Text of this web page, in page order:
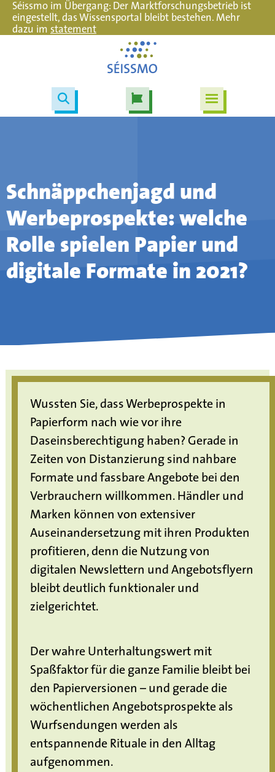
Séissmo im Übergang: Der Marktforschungsbetrieb ist
eingestellt, das Wissensportal bleibt bestehen. Mehr
dazu im statement
Schnäppchenjagd und
Werbeprospekte: welche
Rolle spielen Papier und
digitale Formate in 2021?
Wussten Sie, dass Werbeprospekte in
Papierform nach wie vor ihre
Daseinsberechtigung haben? Gerade in
Zeiten von Distanzierung sind nahbare
Formate und fassbare Angebote bei den
Verbrauchern willkommen. Händler und
Marken können von extensiver
Auseinandersetzung mit ihren Produkten
profitieren, denn die Nutzung von
digitalen Newslettern und Angebotsflyern
bleibt deutlich funktionaler und
zielgerichtet.
Der wahre Unterhaltungswert mit
Spaßfaktor für die ganze Familie bleibt bei
den Papierversionen – und gerade die
wöchentlichen Angebotsprospekte als
Wurfsendungen werden als
entspannende Rituale in den Alltag
aufgenommen.